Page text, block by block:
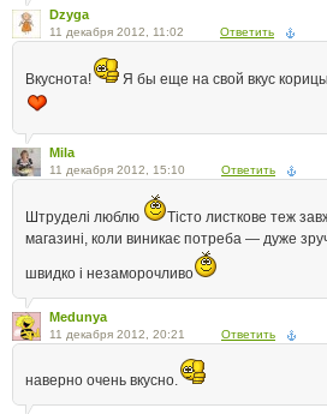
Dzyga
11 декабря 2012, 11:02 Ответить
Вкуснота! Я бы еще на свой вкус
Mila
11 декабря 2012, 15:10 Ответить
Штруделі люблю
Тісто листкове теж
магазині, коли виникає потреба — дуже
швидко і незаморочливо
Medunya
11 декабря 2012, 20:21 Ответить
наверно очень вкусно.